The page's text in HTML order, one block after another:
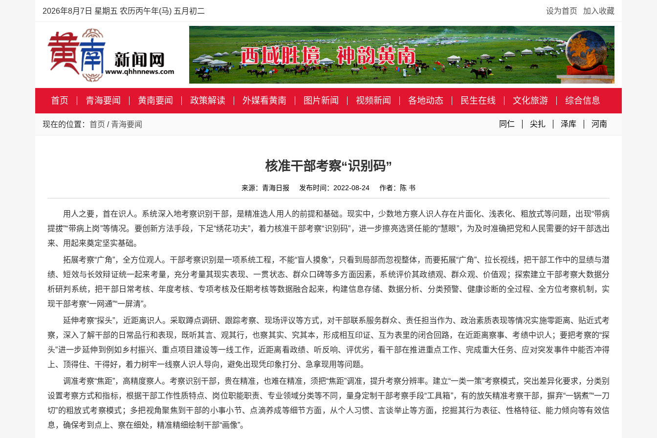
2026年8月7日 星期五 农历丙午年(马) 五月初二 设为首页 加入收藏
首页 青海要闻 黄南要闻 政策解读 外媒看黄南 图片新闻 视频新闻 各地动态 民生在线 文化旅游 综合信息
现在的位置： 首页 / 青海要闻 同仁 尖扎 泽库 河南
核准干部考察“识别码”
来源：青海日报 发布时间：2022-08-24 作者：陈 书
用人之要，首在识人。系统深入地考察识别干部，是精准选人用人的前提和基础。现实中，少数地方察人识人存在片面化、浅表化、粗放式等问题，出现“带病
提拔”“带病上岗”等情况。要创新方法手段，下足“绣花功夫”，着力核准干部考察“识别码”，进一步擦亮选贤任能的“慧眼”，为及时准确把党和人民需要的好干部选出
来、用起来奠定坚实基础。
拓展考察“广角”，全方位观人。干部考察识别是一项系统工程，不能“盲人摸象”，只看到局部而忽视整体，而要拓展“广角”、拉长视线，把干部工作中的显绩与潜
绩、短效与长效辩证统一起来考量，充分考量其现实表现、一贯状态、群众口碑等多方面因素，系统评价其政绩观、群众观、价值观；探索建立干部考察大数据分
析研判系统，把干部日常考核、年度考核、专项考核及任期考核等数据融合起来，构建信息存储、数据分析、分类预警、健康诊断的全过程、全方位考察机制，实
现干部考察“一网通”“一屏清”。
延伸考察“探头”，近距离识人。采取蹲点调研、跟踪考察、现场评议等方式，对干部联系服务群众、责任担当作为、政治素质表现等情况实施零距离、贴近式考
察，深入了解干部的日常品行和表现，既听其言、观其行，也察其实、究其本，形成相互印证、互为表里的闭合回路，在近距离察事、考绩中识人；要把考察的“探
头”进一步延伸到例如乡村振兴、重点项目建设等一线工作，近距离看政绩、听反响、评优劣，看干部在推进重点工作、完成重大任务、应对突发事件中能否冲得
上、顶得住、干得好，着力树牢一线察人识人导向，避免出现凭印象打分、急拿现用等问题。
调准考察“焦距”，高精度察人。考察识别干部，贵在精准，也难在精准，须把“焦距”调准，提升考察分辨率。建立“一类一策”考察模式，突出差异化要求，分类别
设置考察方式和指标，根据干部工作性质特点、岗位职能职责、专业领域分类等不同，量身定制干部考察手段“工具箱”，有的放矢精准考察干部，摒弃“一锅煮”“一刀
切”的粗放式考察模式；多把视角聚焦到干部的小事小节、点滴养成等细节方面，从个人习惯、言谈举止等方面，挖掘其行为表征、性格特征、能力倾向等有效信
息，确保考到点上、察在细处，精准精细绘制干部“画像”。